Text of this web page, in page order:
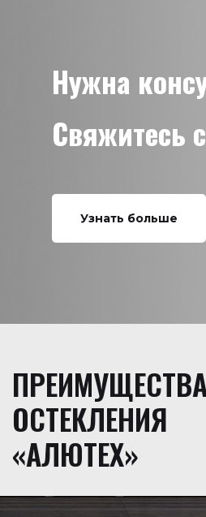
Нужна
Свяжитесь
Узнать больше
ОСТЕКЛЕНИЯ
«АЛЮТЕХ»